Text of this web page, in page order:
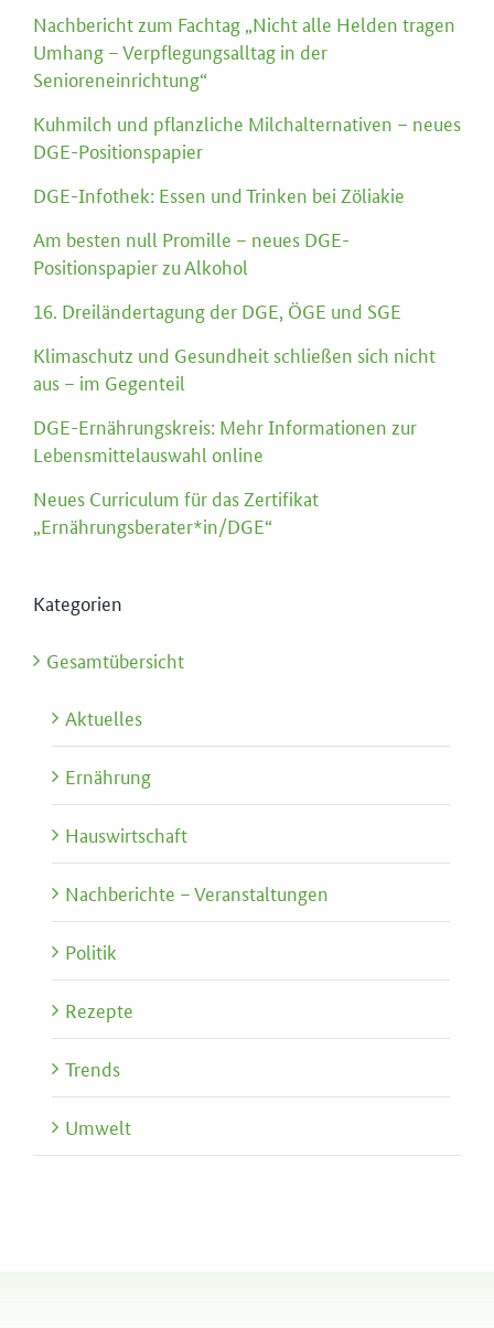
Nachbericht zum Fachtag „Nicht alle Helden tragen
Umhang – Verpflegungsalltag in der
Senioreneinrichtung“
Kuhmilch und pflanzliche Milchalternativen – neues
DGE-Positionspapier
DGE-Infothek: Essen und Trinken bei Zöliakie
Am besten null Promille – neues DGE-
Positionspapier zu Alkohol
16. Dreiländertagung der DGE, ÖGE und SGE
Klimaschutz und Gesundheit schließen sich nicht
aus – im Gegenteil
DGE-Ernährungskreis: Mehr Informationen zur
Lebensmittelauswahl online
Neues Curriculum für das Zertifikat
„Ernährungsberater*in/DGE“
Kategorien
Gesamtübersicht
Aktuelles
Ernährung
Hauswirtschaft
Nachberichte – Veranstaltungen
Politik
Rezepte
Trends
Umwelt